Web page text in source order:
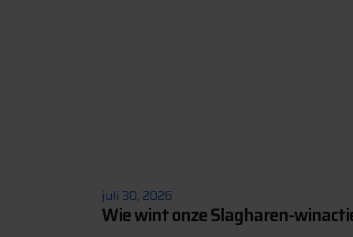
juli 30, 2026
Wie wint onze Slagharen-